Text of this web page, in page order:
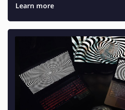
Learn more